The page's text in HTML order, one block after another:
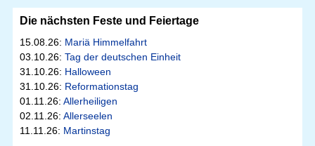
Die nächsten Feste und Feiertage
15.08.26: Mariä Himmelfahrt
03.10.26: Tag der deutschen Einheit
31.10.26: Halloween
31.10.26: Reformationstag
01.11.26: Allerheiligen
02.11.26: Allerseelen
11.11.26: Martinstag